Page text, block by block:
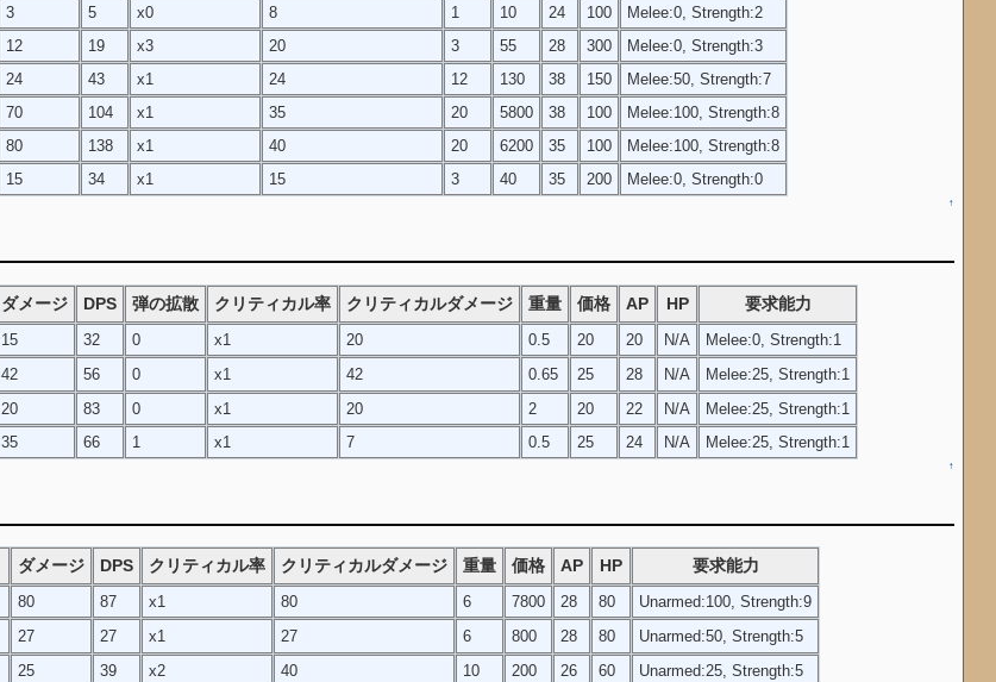
3 5 x0 8 1 10 24 100
Melee:0, Strength:2
12 19 x3 20 3 55 28 300
Melee:0, Strength:3
24 43 x1 24 12 130 38 150
Melee:50, Strength:7
70 104 x1 35 20 5800 38 100
Melee:100, Strength:8
80 138 x1 40 20 6200 35 100
Melee:100, Strength:8
15 34 x1 15 3 40 35 200 Melee:0, Strength:0
↑
ダメージ DPS 弾の拡散 クリティカル率 クリティカルダメージ 重量 価格 AP HP 要求能力
15 32 0 x1 20 0.5 20 20 N/A
Melee:0, Strength:1
42 56 0 x1 42 0.65 25 28 N/A
Melee:25, Strength:1
20 83 0 x1 20 2 20 22 N/A
Melee:25, Strength:1
35 66 1 x1 7 0.5 25 24 N/A Melee:25, Strength:1
↑
ダメージ DPS クリティカル率 クリティカルダメージ 重量 価格 AP HP 要求能力
80 87 x1 80 6 7800 28 80
Unarmed:100, Strength:9
27 27 x1 27 6 800 28 80
Unarmed:50, Strength:5
25 39 x2 40 10 200 26 60
Unarmed:25, Strength:5